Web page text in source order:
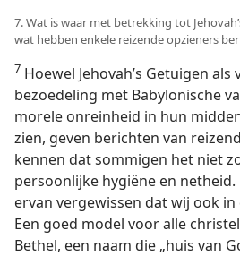
7. Wat is waar met betrekking tot
wat hebben enkele reizende opzieners
7 Hoewel Jehovah’s Getuigen
bezoedeling met Babylonische
morele onreinheid in hun
zien, geven berichten van
kennen dat sommigen het niet
persoonlijke hygiëne en
ervan vergewissen dat wij ook
Een goed model voor alle
Bethel, een naam die „huis van